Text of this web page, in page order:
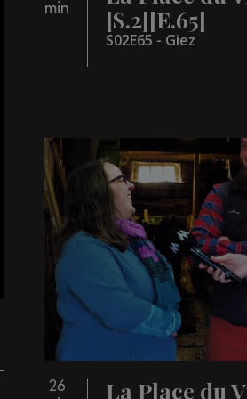
min
[S.2][E.65]
S02E65 - Giez
26
La Place du